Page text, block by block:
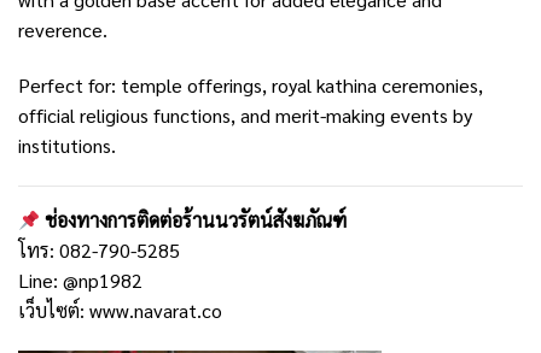
reverence.
Perfect for: temple offerings, royal kathina ceremonies,
official religious functions, and merit-making events by
institutions.
ช่องทางการติดต่อร้านนวรัตน์สังฆภัณฑ์
โทร: 082-790-5285
Line: @np1982
เว็บไซต์: www.navarat.co